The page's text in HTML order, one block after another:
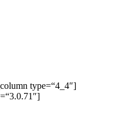
type=“4_4″]